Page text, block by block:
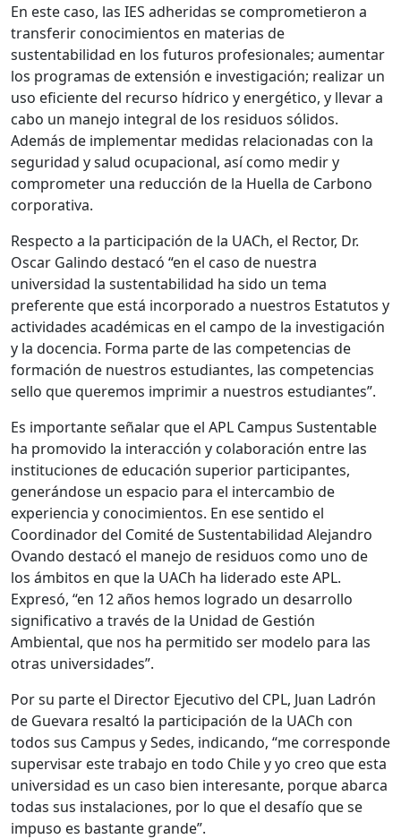
En este caso, las IES adheridas se comprometieron a
transferir conocimientos en materias de
sustentabilidad en los futuros profesionales; aumentar
los programas de extensión e investigación; realizar un
uso eficiente del recurso hídrico y energético, y llevar a
cabo un manejo integral de los residuos sólidos.
Además de implementar medidas relacionadas con la
seguridad y salud ocupacional, así como medir y
comprometer una reducción de la Huella de Carbono
corporativa.
Respecto a la participación de la UACh, el Rector, Dr.
Oscar Galindo destacó “en el caso de nuestra
universidad la sustentabilidad ha sido un tema
preferente que está incorporado a nuestros Estatutos y
actividades académicas en el campo de la investigación
y la docencia. Forma parte de las competencias de
formación de nuestros estudiantes, las competencias
sello que queremos imprimir a nuestros estudiantes”.
Es importante señalar que el APL Campus Sustentable
ha promovido la interacción y colaboración entre las
instituciones de educación superior participantes,
generándose un espacio para el intercambio de
experiencia y conocimientos. En ese sentido el
Coordinador del Comité de Sustentabilidad Alejandro
Ovando destacó el manejo de residuos como uno de
los ámbitos en que la UACh ha liderado este APL.
Expresó, “en 12 años hemos logrado un desarrollo
significativo a través de la Unidad de Gestión
Ambiental, que nos ha permitido ser modelo para las
otras universidades”.
Por su parte el Director Ejecutivo del CPL, Juan Ladrón
de Guevara resaltó la participación de la UACh con
todos sus Campus y Sedes, indicando, “me corresponde
supervisar este trabajo en todo Chile y yo creo que esta
universidad es un caso bien interesante, porque abarca
todas sus instalaciones, por lo que el desafío que se
impuso es bastante grande”.